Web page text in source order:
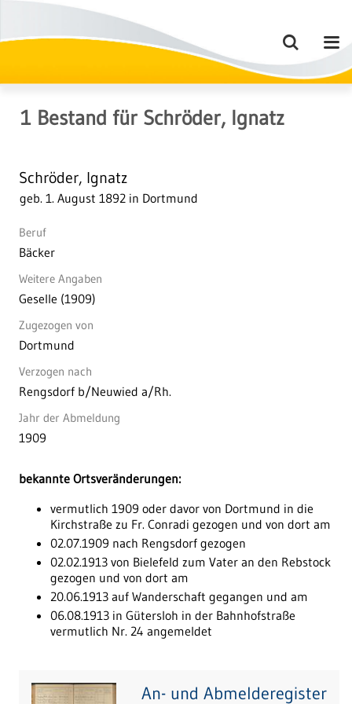
1 Bestand für Schröder, Ignatz
bekannte Ortsveränderungen:
vermutlich 1909 oder davor von Dortmund in die
Kirchstraße zu Fr. Conradi gezogen und von dort am
02.07.1909 nach Rengsdorf gezogen
02.02.1913 von Bielefeld zum Vater an den Rebstock
gezogen und von dort am
20.06.1913 auf Wanderschaft gegangen und am
06.08.1913 in Gütersloh in der Bahnhofstraße
vermutlich Nr. 24 angemeldet
Schröder, Ignatz
geb. 1. August 1892 in Dortmund
Beruf
Bäcker
Weitere Angaben
Geselle (1909)
Zugezogen von
Dortmund
Verzogen nach
Rengsdorf b/Neuwied a/Rh.
Jahr der Abmeldung
1909
An- und Abmelderegister